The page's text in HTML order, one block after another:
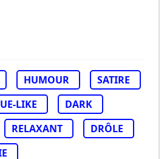
HUMOUR
SATIRE
LIKE
DARK
RELAXANT
DRÔLE